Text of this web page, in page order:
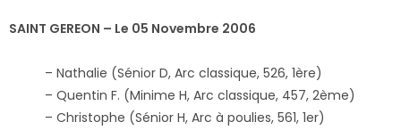
SAINT GEREON – Le 05 Novembre 2006
– Nathalie (Sénior D, Arc classique, 526, 1ère)
– Quentin F. (Minime H, Arc classique, 457, 2ème)
– Christophe (Sénior H, Arc à poulies, 561, 1er)